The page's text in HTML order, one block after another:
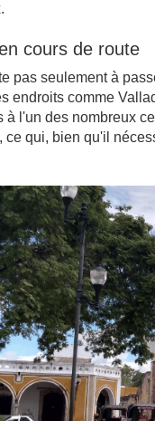
cours de route
pas seulement à
endroits comme
à l'un des nombreux
, ce qui, bien qu'il